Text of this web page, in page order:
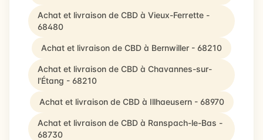
Achat et livraison de CBD à Vieux-Ferrette -
68480
Achat et livraison de CBD à Bernwiller - 68210
Achat et livraison de CBD à Chavannes-sur-
l'Étang - 68210
Achat et livraison de CBD à Illhaeusern - 68970
Achat et livraison de CBD à Ranspach-le-Bas -
68730